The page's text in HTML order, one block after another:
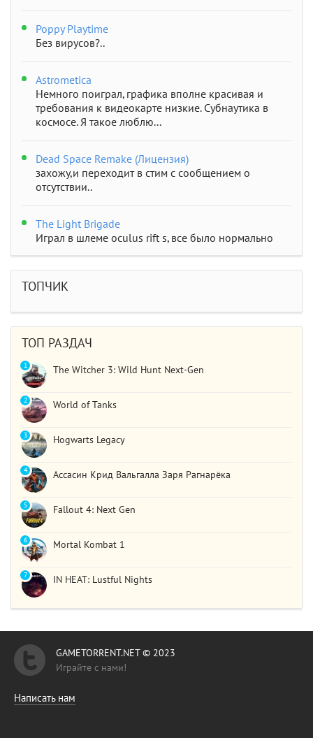
Poppy Playtime
Без вирусов?..
Astrometica
Немного поиграл, графика вполне красивая и
требования к видеокарте низкие. Субнаутика в
космосе. Я такое люблю...
Dead Space Remake (Лицензия)
захожу,и переходит в стим с сообщением о
отсутствии..
The Light Brigade
Играл в шлеме oculus rift s, все было нормально
сюжет и..
ТОПЧИК
ТОП РАЗДАЧ
The Witcher 3: Wild Hunt Next-Gen
1
World of Tanks
2
Hogwarts Legacy
3
Ассасин Крид Вальгалла Заря Рагнарёка
4
Fallout 4: Next Gen
5
Mortal Kombat 1
6
IN HEAT: Lustful Nights
7
GAMETORRENT.NET © 2023
Играйте с нами!
Написать нам